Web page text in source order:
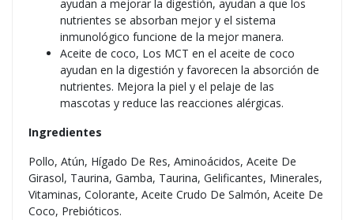
ayudan a mejorar la digestión, ayudan a que los
nutrientes se absorban mejor y el sistema
inmunológico funcione de la mejor manera.
Aceite de coco, Los MCT en el aceite de coco
ayudan en la digestión y favorecen la absorción de
nutrientes. Mejora la piel y el pelaje de las
mascotas y reduce las reacciones alérgicas.
Ingredientes
Pollo, Atún, Hígado De Res, Aminoácidos, Aceite De
Girasol, Taurina, Gamba, Taurina, Gelificantes, Minerales,
Vitaminas, Colorante, Aceite Crudo De Salmón, Aceite De
Coco, Prebióticos.